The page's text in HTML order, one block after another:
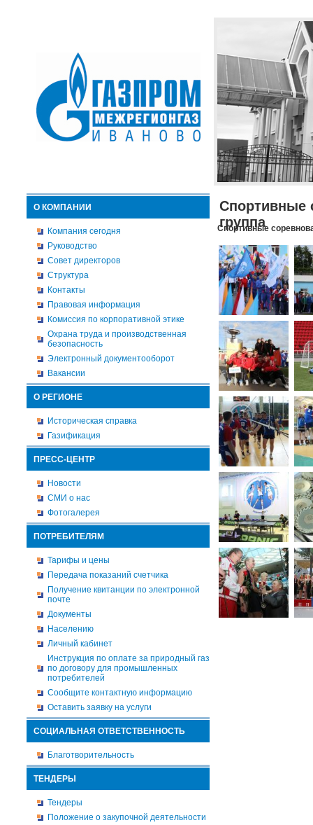
О КОМПАНИИ
Компания сегодня
Руководство
Совет директоров
Структура
Контакты
Правовая информация
Комиссия по корпоративной этике
Охрана труда и производственная
безопасность
Электронный документооборот
Вакансии
О РЕГИОНЕ
Историческая справка
Газификация
ПРЕСС-ЦЕНТР
Новости
СМИ о нас
Фотогалерея
ПОТРЕБИТЕЛЯМ
Тарифы и цены
Передача показаний счетчика
Получение квитанции по электронной
почте
Документы
Населению
Личный кабинет
Инструкция по оплате за природный газ
по договору для промышленных
потребителей
Сообщите контактную информацию
Оставить заявку на услуги
СОЦИАЛЬНАЯ ОТВЕТСТВЕННОСТЬ
Благотворительность
ТЕНДЕРЫ
Тендеры
Положение о закупочной деятельности
Спортивные
группа
Спортивные